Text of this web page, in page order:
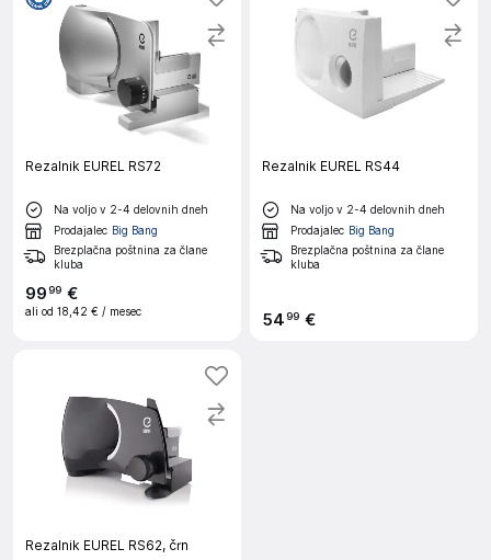
Rezalnik EUREL RS72
Na voljo v 2-4 delovnih dneh
Prodajalec Big Bang
Brezplačna poštnina za člane
kluba
9999 €
ali od 18,42 € / mesec
Rezalnik EUREL RS44
Na voljo v 2-4 delovnih dneh
Prodajalec Big Bang
Brezplačna poštnina za člane
kluba
5499 €
Rezalnik EUREL RS62, črn